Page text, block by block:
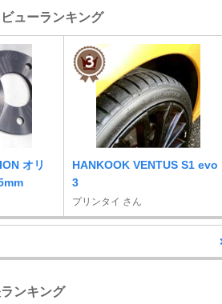
ューランキング
オリ
HANKOOK VENTUS S1 evo
3
プリンタイ さん
ンキング